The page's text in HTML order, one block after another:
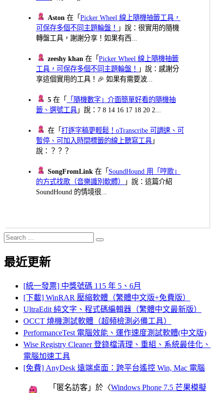
Aston 在「Picker Wheel 線上隨機抽籤工具，
可保存多個不同主題輪盤！
」說：很實用的隨機
轉盤工具，謝謝分享！如果有西...
zeeshy khan 在「Picker Wheel 線上隨機抽籤
工具，可保存多個不同主題輪盤！
」說：感謝分
享這個實用的工具！🎉 如果有需要波...
5 在「
「隨機數字」介面簡單好看的隨機抽
籤、選號工具 」說：7 8 14 16 17 18 20 2...
在「打逐字稿更輕鬆！oTranscribe 可調速、可
暫停、可加入時間標籤的線上聽寫工具 」
說：？？？
SongFromLink 在「 SoundHound 用「哼歌」
的方式找歌（音樂識別軟體）
」說：這篇介紹
SoundHound 的情境很...
Search
for:
Search
最近更新
[統一發票] 中獎號碼 115 年 5、6月
[下載] WinRAR 壓縮軟體（繁體中文版+免費版）
UltraEdit 純文字、程式碼編輯器（繁體中文最新版）
OCCT 燒機測試軟體（超頻檢測必備工具）
PerformanceTest 電腦效能、運作速度測試軟體(中文版)
Wise Registry Cleaner 登錄檔清理、重組、系統最佳化、
電腦加速工具
[免費] AnyDesk 遠端桌面：跨平台遙控 Win, Mac 電腦
「 匿名訪客 」於〈Windows Phone 7.5 芒果模擬